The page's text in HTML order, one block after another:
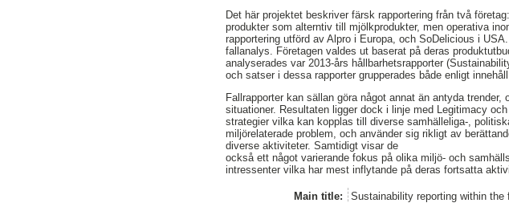
Det här projektet beskriver färsk rapportering från två
produkter som alterntiv till mjölkprodukter, men operativa
rapportering utförd av Alpro i Europa, och SoDelicious i
fallanalys. Företagen valdes ut baserat på deras
analyserades var 2013-års hållbarhetsrapporter
och satser i dessa rapporter grupperades både enligt innehåll
Fallrapporter kan sällan göra något annat än antyda
situationer. Resultaten ligger dock i linje med Legitimacy
strategier vilka kan kopplas till diverse samhälleliga-,
miljörelaterade problem, och använder sig rikligt av
diverse aktiviteter. Samtidigt visar de
också ett något varierande fokus på olika miljö- och
intressenter vilka har mest inflytande på deras fortsatta
Main title:
Sustainability reporting within the